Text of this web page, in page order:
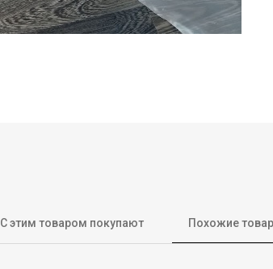
С этим товаром покупают Похожие